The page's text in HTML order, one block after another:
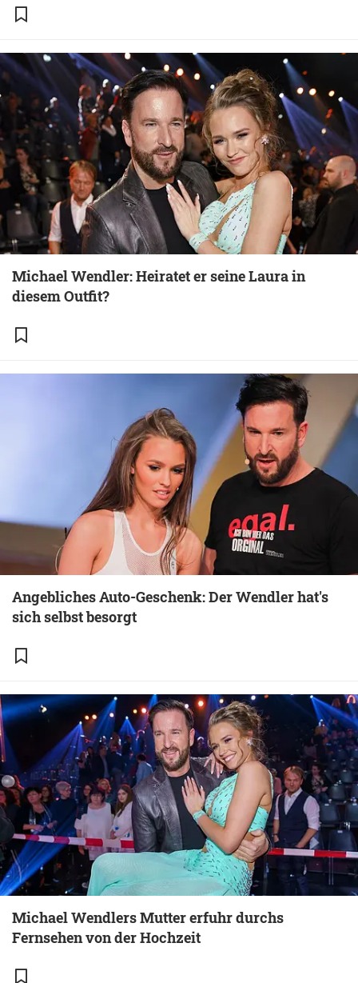
Michael Wendler: Heiratet er seine Laura in
diesem Outfit?
Angebliches Auto-Geschenk: Der Wendler hat's
sich selbst besorgt
Michael Wendlers Mutter erfuhr durchs
Fernsehen von der Hochzeit